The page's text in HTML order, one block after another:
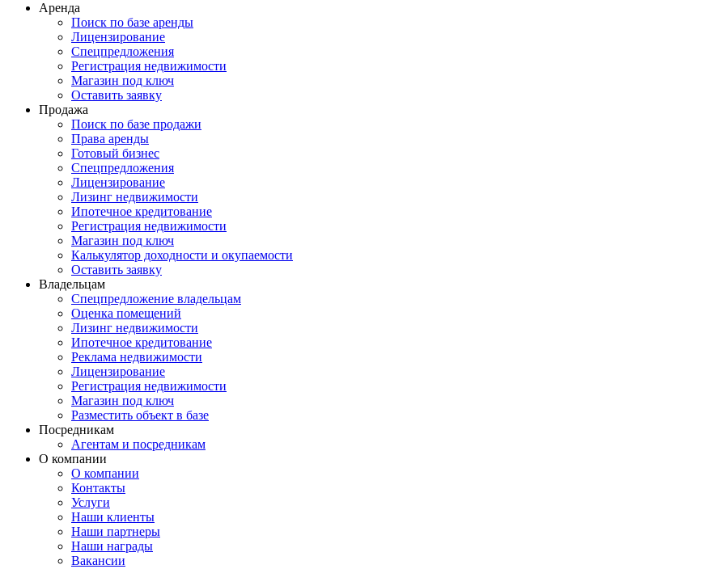
Аренда
Поиск по базе аренды
Лицензирование
Спецпредложения
Регистрация недвижимости
Магазин под ключ
Оставить заявку
Продажа
Поиск по базе продажи
Права аренды
Готовый бизнес
Спецпредложения
Лицензирование
Лизинг недвижимости
Ипотечное кредитование
Регистрация недвижимости
Магазин под ключ
Калькулятор доходности и окупаемости
Оставить заявку
Владельцам
Спецпредложение владельцам
Оценка помещений
Лизинг недвижимости
Ипотечное кредитование
Реклама недвижимости
Лицензирование
Регистрация недвижимости
Магазин под ключ
Разместить объект в базе
Посредникам
Агентам и посредникам
О компании
О компании
Контакты
Услуги
Наши клиенты
Наши партнеры
Наши награды
Вакансии